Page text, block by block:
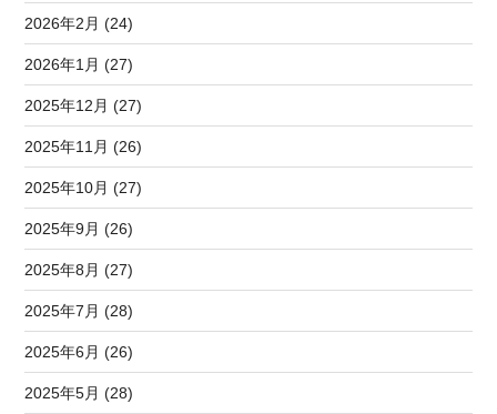
2026年2月 (24)
2026年1月 (27)
2025年12月 (27)
2025年11月 (26)
2025年10月 (27)
2025年9月 (26)
2025年8月 (27)
2025年7月 (28)
2025年6月 (26)
2025年5月 (28)